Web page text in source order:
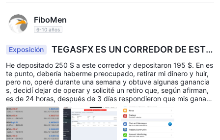
nación de cobertura con comercio de reventa, toman sus ganan
cias acusándolos de comercio abusivo y diciendo que solo son c
y europeo y procederé con una queja formal a los reguladores.
FiboMen
6-10 años
Exposición
TEGASFX ES UN CORREDOR DE ESTA
FA
He depositado 250 $ a este corredor y depositaron 195 $. En es
te punto, debería haberme preocupado, retirar mi dinero y huir,
pero no, operé durante una semana y obtuve algunas ganancia
s, decidí dejar de operar y solicité un retiro que, según afirman,
es de 24 horas, después de 3 días respondieron que mis gananc
ias se eliminan y puedo retirar mi depósito. ¡Esto es lo que llama
mos SCAM BROKER! ¡Este corredor no paga las ganancias de los
clientes! Esperemos que los reguladores de Vanuatu los multen y
retiren su licencia.